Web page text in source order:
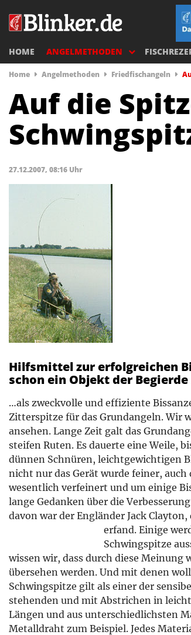
HOME ANGELMETHODEN
Home Angelmethoden Friedfischangeln
Auf die
27.12.2007, 08:16 Uhr
Hilfsmittel zur erfolgreichen
schon ein Objekt der
…als zweckvolle und effiziente
Zitterspitze für das Grundangeln. Wir
ansehen. Lange Zeit galt das
steifen Ruten. Es dauerte eine Weile,
dünnen Schnüren, leichtgewichtigen
nicht nur das Gerät wurde feiner,
wesentlich verfeinert und um einige
lange Gedanken über die
davon war der Engländer Jack
erfand. Einige
Schwingspitze
wissen wir, dass durch diese
übersehen werden. Und mit denen
Schwingspitze gilt als einer der
stehenden und mit Abstrichen in
Längen und aus unterschiedlichsten
Metalldraht zum Beispiel. Jedes